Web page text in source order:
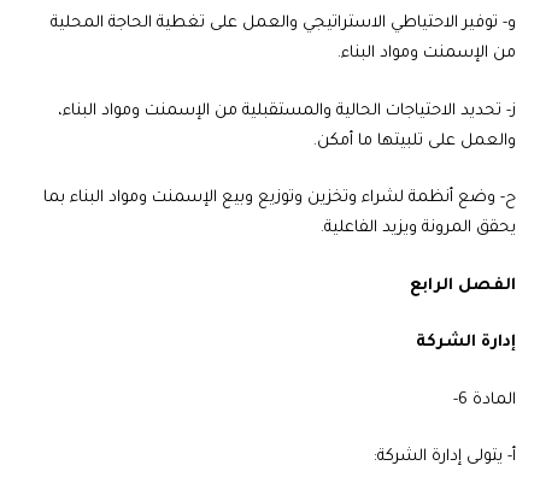
‌و- توفير الاحتياطي الاستراتيجي والعمل على تغطية الحاجة المحلية
من الإسمنت ومواد البناء.
‌ز- تحديد الاحتياجات الحالية والمستقبلية من الإسمنت ومواد البناء،
والعمل على تلبيتها ما أمكن.
‌ح- وضع أنظمة لشراء وتخزين وتوزيع وبيع الإسمنت ومواد البناء بما
يحقق المرونة ويزيد الفاعلية.
الفصل الرابع
إدارة الشركة
المادة 6-
‌أ- يتولى إدارة الشركة: